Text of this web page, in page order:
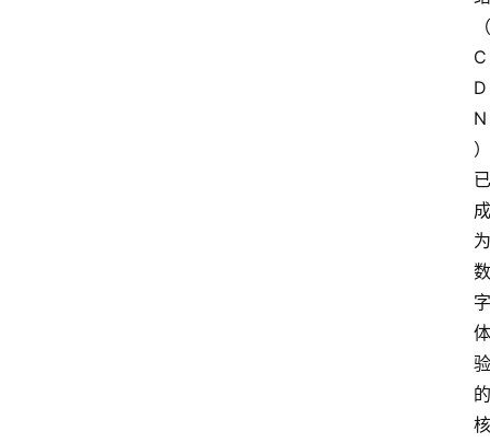
（
C
D
N
）
已
成
为
数
字
体
验
的
核